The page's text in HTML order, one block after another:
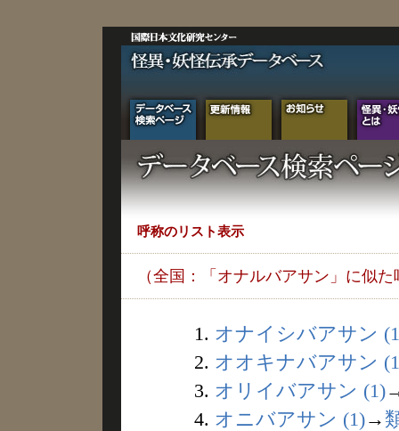
呼称のリスト表示
（全国：「オナルバアサン」に似た
1. オナイシバアサン
2. オオキナバアサン
3. オリイバアサン (1)
4. オニバアサン (1)→